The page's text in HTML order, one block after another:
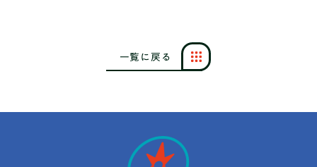
一覧 に戻 る